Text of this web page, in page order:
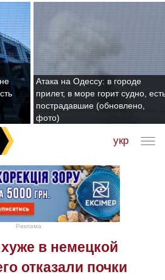
Атака на Одессу: в городе
прилет, в море горит судно,
пострадавшие (обновлено,
фото)
укр
Реклама
в немецкой
отказали почки